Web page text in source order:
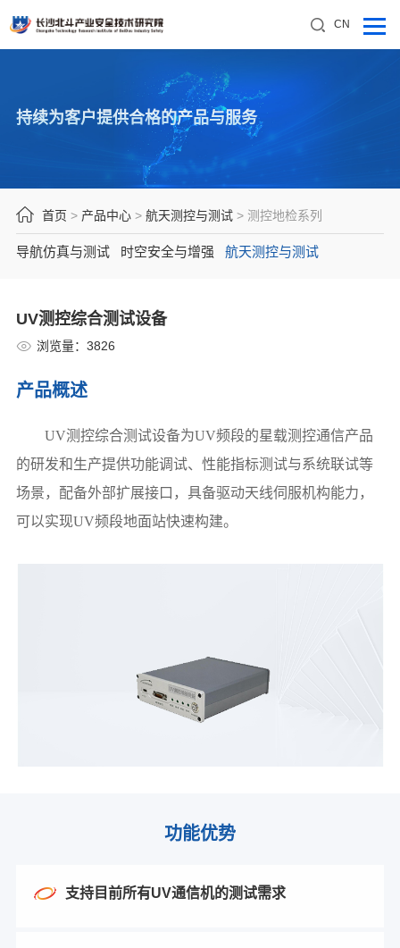
CN
持续为客户提供合格的产品与服务
首页 > 产品中心> 航天测控与测试> 测控地检系列
导航仿真与测试 时空安全与增强 航天测控与测试
UV测控综合测试设备
浏览量： 3826
产品概述
UV测控综合测试设备为UV频段的星载测控通信产品
的研发和生产提供功能调试、性能指标测试与系统联试等
场景，配备外部扩展接口，具备驱动天线伺服机构能力，
可以实现UV频段地面站快速构建。
功能优势
支持目前所有UV通信机的测试需求